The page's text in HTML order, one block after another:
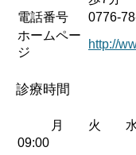
電話番号
0776-
ホームペー
ジ
http://
診療時間
月 火
09:00